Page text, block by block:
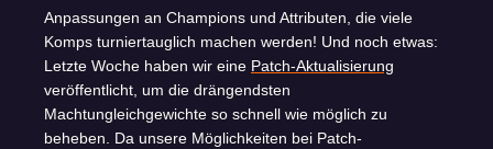
Anpassungen an Champions und Attributen, die viele
Komps turniertauglich machen werden! Und noch etwas:
Letzte Woche haben wir eine Patch-Aktualisierung
veröffentlicht, um die drängendsten
Machtungleichgewichte so schnell wie möglich zu
beheben. Da unsere Möglichkeiten bei Patch-